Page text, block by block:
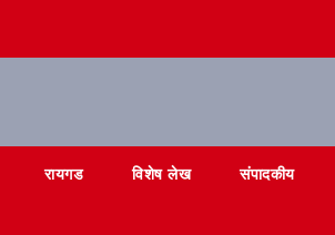
रायगड विशेष लेख संपादकीय